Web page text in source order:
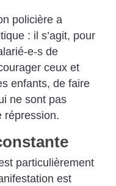
policière a
: il s’agit, pour
e-s de
ceux et
enfants, de faire
ne sont pas
répression.
particulièrement
est